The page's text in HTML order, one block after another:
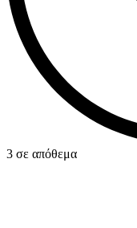
3 σε απόθεμα